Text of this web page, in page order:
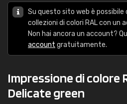
Su questo sito web è possibile
collezioni di colori RAL con un
Non hai ancora un account?
account gratuitamente.
Impressione di colore
Delicate green